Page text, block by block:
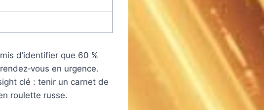
d’identifier que 60 %
en urgence.
clé : tenir un carnet de
roulette russe.